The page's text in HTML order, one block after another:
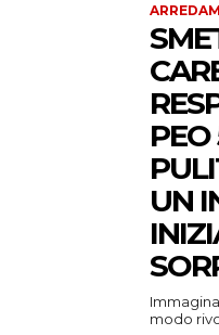
PEO
UN
modo